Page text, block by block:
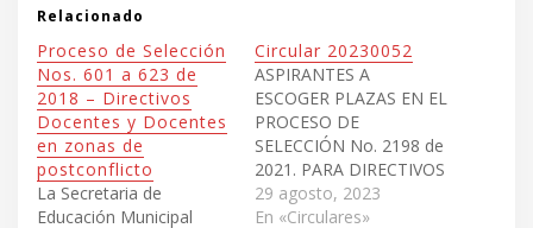
Relacionado
Proceso de Selección
Nos. 601 a 623 de
2018 – Directivos
Docentes y Docentes
en zonas de
postconflicto
La Secretaria de
Educación Municipal
Circular 20230052
ASPIRANTES A
ESCOGER PLAZAS EN EL
PROCESO DE
SELECCIÓN No. 2198 de
2021. PARA DIRECTIVOS
DOCENTES Y
DOCENTES
29 agosto, 2023
En «Circulares»